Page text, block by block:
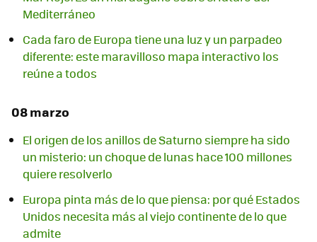
Mediterráneo
Cada faro de Europa tiene una luz y un parpadeo
diferente: este maravilloso mapa interactivo los
reúne a todos
08 marzo
El origen de los anillos de Saturno siempre ha sido
un misterio: un choque de lunas hace 100 millones
quiere resolverlo
Europa pinta más de lo que piensa: por qué Estados
Unidos necesita más al viejo continente de lo que
admite